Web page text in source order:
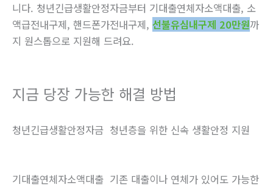
니다. 청년긴급생활안정자금부터 기대출연체자소액대출, 소
액급전내구제, 핸드폰가전내구제, 선불유심내구제 20만원까
지 원스톱으로 지원해 드려요.
지금 당장 가능한 해결 방법
청년긴급생활안정자금 청년층을 위한 신속 생활안정 지원
기대출연체자소액대출 기존 대출이나 연체가 있어도 가능한